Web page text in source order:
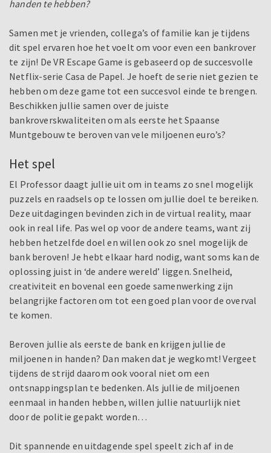
handen te hebben?
Samen met je vrienden, collega’s of familie kan je tijdens
dit spel ervaren hoe het voelt om voor even een bankrover
te zijn! De VR Escape Game is gebaseerd op de succesvolle
Netflix-serie Casa de Papel. Je hoeft de serie niet gezien te
hebben om deze game tot een succesvol einde te brengen.
Beschikken jullie samen over de juiste
bankroverskwaliteiten om als eerste het Spaanse
Muntgebouw te beroven van vele miljoenen euro’s?
Het spel
El Professor daagt jullie uit om in teams zo snel mogelijk
puzzels en raadsels op te lossen om jullie doel te bereiken.
Deze uitdagingen bevinden zich in de virtual reality, maar
ook in real life. Pas wel op voor de andere teams, want zij
hebben hetzelfde doel en willen ook zo snel mogelijk de
bank beroven! Je hebt elkaar hard nodig, want soms kan de
oplossing juist in ‘de andere wereld’ liggen. Snelheid,
creativiteit en bovenal een goede samenwerking zijn
belangrijke factoren om tot een goed plan voor de overval
te komen.
Beroven jullie als eerste de bank en krijgen jullie de
miljoenen in handen? Dan maken dat je wegkomt! Vergeet
tijdens de strijd daarom ook vooral niet om een
ontsnappingsplan te bedenken. Als jullie de miljoenen
eenmaal in handen hebben, willen jullie natuurlijk niet
door de politie gepakt worden…
Dit spannende en uitdagende spel speelt zich af in de